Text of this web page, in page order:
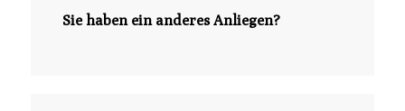
Sie haben ein anderes Anliegen?